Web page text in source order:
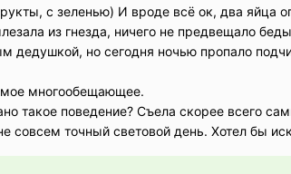
с зеленью) И вроде всё ок, два яйца
из гнезда, ничего не предвещало
дедушкой, но сегодня ночью пропало
многообещающее.
такое поведение? Съела скорее всего
совсем точный световой день. Хотел бы